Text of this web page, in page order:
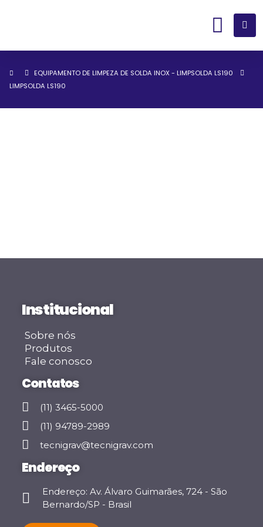
EQUIPAMENTO DE LIMPEZA DE SOLDA INOX - LIMPSOLDA LS190
LIMPSOLDA LS190
Institucional
Sobre nós
Produtos
Fale conosco
Contatos
(11) 3465-5000
(11) 94789-2989
tecnigrav@tecnigrav.com
Endereço
Endereço: Av. Álvaro Guimarães, 724 - São
Bernardo/SP - Brasil